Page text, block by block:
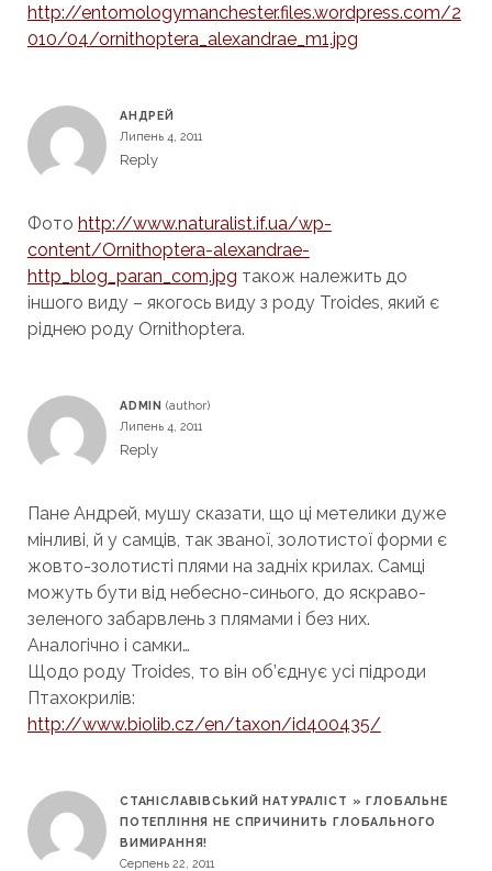
http://entomologymanchester.files.wordpress.com/2
010/04/ornithoptera_alexandrae_m1.jpg
АНДРЕЙ
Липень 4, 2011
Reply
Фото http://www.naturalist.if.ua/wp-
content/Ornithoptera-alexandrae-
http_blog_paran_com.jpg також належить до
іншого виду – якогось виду з роду Troides, який є
ріднею роду Ornithoptera.
ADMIN
Липень 4, 2011
Reply
Пане Андрей, мушу сказати, що ці метелики дуже
мінливі, й у самців, так званої, золотистої форми є
жовто-золотисті плями на задніх крилах. Самці
можуть бути від небесно-синього, до яскраво-
зеленого забарвлень з плямами і без них.
Аналогічно і самки…
Щодо роду Troides, то він об’єднує усі підроди
Птахокрилів:
http://www.biolib.cz/en/taxon/id400435/
СТАНІСЛАВІВСЬКИЙ НАТУРАЛІСТ » ГЛОБАЛЬНЕ
ПОТЕПЛІННЯ НЕ СПРИЧИНИТЬ ГЛОБАЛЬНОГО
ВИМИРАННЯ!
Серпень 22, 2011